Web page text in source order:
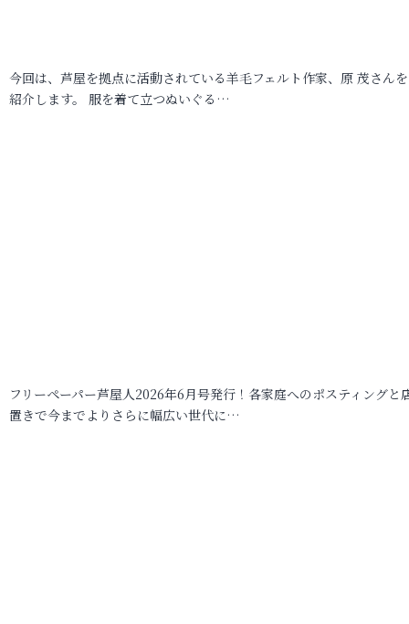
今回は、芦屋を拠点に活動されている羊毛フェルト作家、原 茂さん
紹介します。 服を着て立つぬいぐる…
フリーペーパー芦屋人2026年6月号発行！各家庭へのポスティングと
置きで今までよりさらに幅広い世代に…